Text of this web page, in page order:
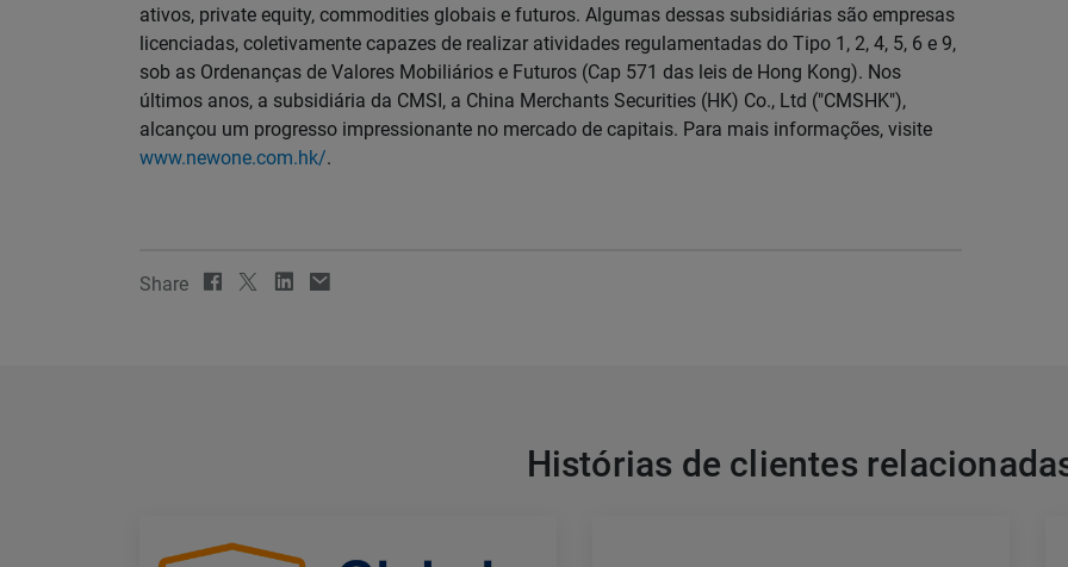
ativos, private equity, commodities globais e futuros. Algumas dessas subsidiárias são empresas
licenciadas, coletivamente capazes de realizar atividades regulamentadas do Tipo 1, 2, 4, 5, 6 e 9,
sob as Ordenanças de Valores Mobiliários e Futuros (Cap 571 das leis de Hong Kong). Nos
últimos anos, a subsidiária da CMSI, a China Merchants Securities (HK) Co., Ltd ("CMSHK"),
alcançou um progresso impressionante no mercado de capitais. Para mais informações, visite
www.newone.com.hk/.
Share
Histórias de clientes